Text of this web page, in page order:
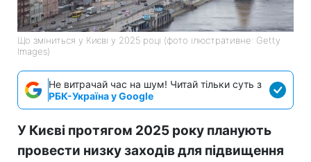
Що зміниться у Києві у 2025 році (фото ілюстративне: Getty
Images)
Не витрачай час на шум! Читай тільки суть з
РБК-Україна у Google
У Києві протягом 2025 року планують
провести низку заходів для підвищення